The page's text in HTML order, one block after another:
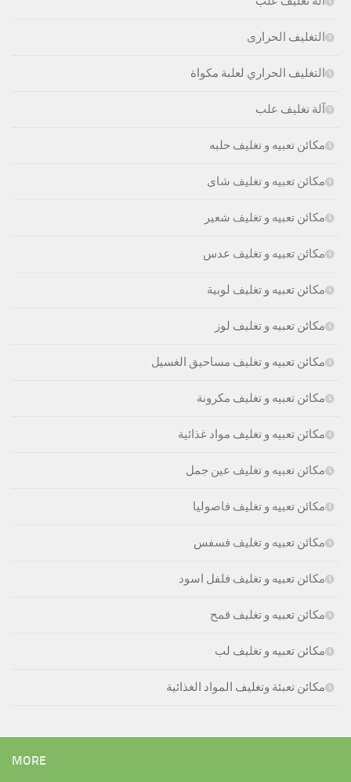
التغليف الحرارى
التغليف الحراري لعلبة مكواة
آلة تغليف علب
مكائن تعبيه و تغليف حلبه
مكائن تعبيه و تغليف شاى
مكائن تعبيه و تغليف شعير
مكائن تعبيه و تغليف عدس
مكائن تعبيه و تغليف لوبية
مكائن تعبيه و تغليف لوز
مكائن تعبيه و تغليف مساحيق الغسيل
مكائن تعبيه و تغليف مكرونة
مكائن تعبيه و تغليف مواد غذائية
مكائن تعبيه و تغليف عين جمل
مكائن تعبيه و تغليف فاصوليا
مكائن تعبيه و تغليف فسفس
مكائن تعبيه و تغليف فلفل اسود
مكائن تعبيه و تغليف قمح
مكائن تعبيه و تغليف لب
مكائن تعبئة وتغليف المواد الغذائية
MORE